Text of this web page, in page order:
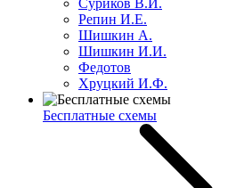
Суриков В.И.
Репин И.Е.
Шишкин А.
Шишкин И.И.
Федотов
Хруцкий И.Ф.
Бесплатные схемы